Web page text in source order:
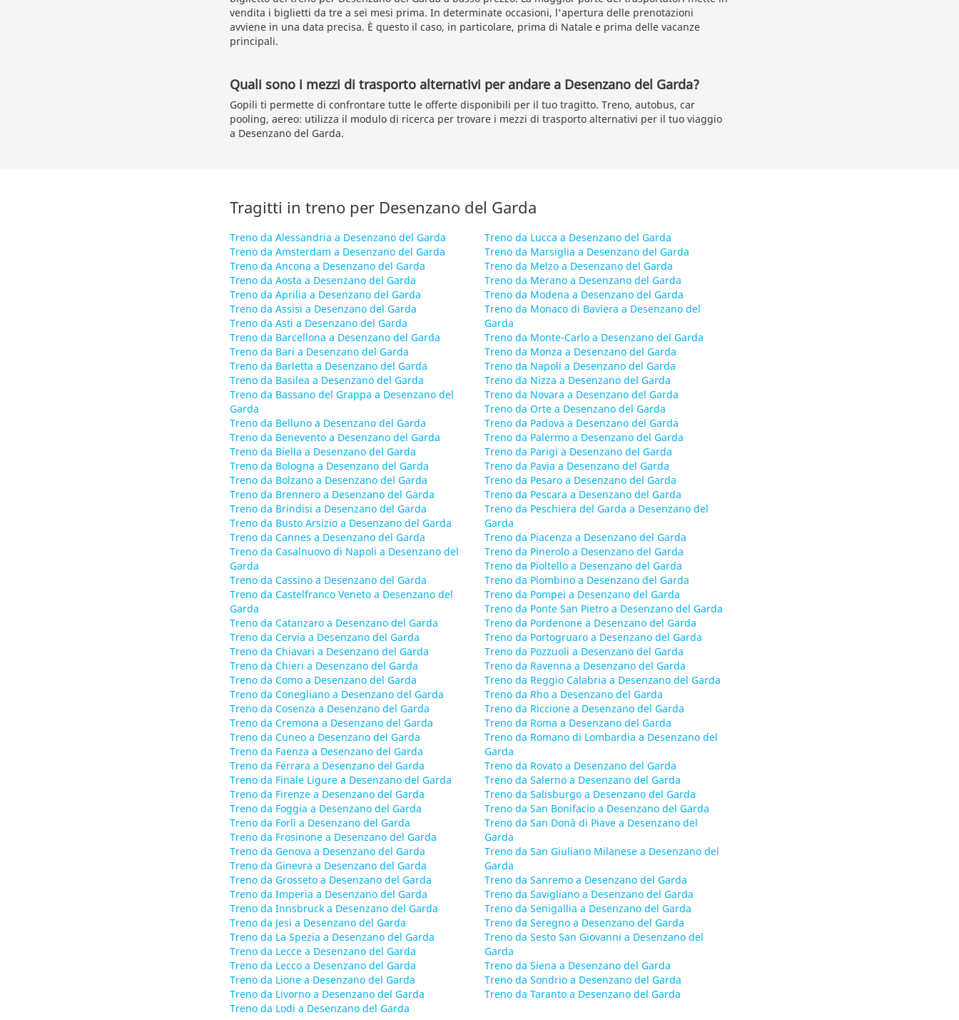
vendita i biglietti da tre a sei mesi prima. In determinate occasioni, l'apertura delle prenotazioni
avviene in una data precisa. È questo il caso, in particolare, prima di Natale e prima delle vacanze
principali.
Quali sono i mezzi di trasporto alternativi per andare a Desenzano del Garda?
Gopili ti permette di confrontare tutte le offerte disponibili per il tuo tragitto. Treno, autobus, car
pooling, aereo: utilizza il modulo di ricerca per trovare i mezzi di trasporto alternativi per il tuo viaggio
a Desenzano del Garda.
Tragitti in treno per Desenzano del Garda
Treno da Alessandria a Desenzano del Garda
Treno da Amsterdam a Desenzano del Garda
Treno da Ancona a Desenzano del Garda
Treno da Aosta a Desenzano del Garda
Treno da Aprilia a Desenzano del Garda
Treno da Assisi a Desenzano del Garda
Treno da Asti a Desenzano del Garda
Treno da Barcellona a Desenzano del Garda
Treno da Bari a Desenzano del Garda
Treno da Barletta a Desenzano del Garda
Treno da Basilea a Desenzano del Garda
Treno da Bassano del Grappa a Desenzano del
Garda
Treno da Belluno a Desenzano del Garda
Treno da Benevento a Desenzano del Garda
Treno da Biella a Desenzano del Garda
Treno da Bologna a Desenzano del Garda
Treno da Bolzano a Desenzano del Garda
Treno da Brennero a Desenzano del Garda
Treno da Brindisi a Desenzano del Garda
Treno da Busto Arsizio a Desenzano del Garda
Treno da Cannes a Desenzano del Garda
Treno da Casalnuovo di Napoli a Desenzano del
Garda
Treno da Cassino a Desenzano del Garda
Treno da Castelfranco Veneto a Desenzano del
Garda
Treno da Catanzaro a Desenzano del Garda
Treno da Cervia a Desenzano del Garda
Treno da Chiavari a Desenzano del Garda
Treno da Chieri a Desenzano del Garda
Treno da Como a Desenzano del Garda
Treno da Conegliano a Desenzano del Garda
Treno da Cosenza a Desenzano del Garda
Treno da Cremona a Desenzano del Garda
Treno da Cuneo a Desenzano del Garda
Treno da Faenza a Desenzano del Garda
Treno da Ferrara a Desenzano del Garda
Treno da Finale Ligure a Desenzano del Garda
Treno da Firenze a Desenzano del Garda
Treno da Foggia a Desenzano del Garda
Treno da Forlì a Desenzano del Garda
Treno da Frosinone a Desenzano del Garda
Treno da Genova a Desenzano del Garda
Treno da Ginevra a Desenzano del Garda
Treno da Grosseto a Desenzano del Garda
Treno da Imperia a Desenzano del Garda
Treno da Innsbruck a Desenzano del Garda
Treno da Jesi a Desenzano del Garda
Treno da La Spezia a Desenzano del Garda
Treno da Lecce a Desenzano del Garda
Treno da Lecco a Desenzano del Garda
Treno da Lione a Desenzano del Garda
Treno da Livorno a Desenzano del Garda
Treno da Lodi a Desenzano del Garda
Treno da Lucca a Desenzano del Garda
Treno da Marsiglia a Desenzano del Garda
Treno da Melzo a Desenzano del Garda
Treno da Merano a Desenzano del Garda
Treno da Modena a Desenzano del Garda
Treno da Monaco di Baviera a Desenzano del
Garda
Treno da Monte-Carlo a Desenzano del Garda
Treno da Monza a Desenzano del Garda
Treno da Napoli a Desenzano del Garda
Treno da Nizza a Desenzano del Garda
Treno da Novara a Desenzano del Garda
Treno da Orte a Desenzano del Garda
Treno da Padova a Desenzano del Garda
Treno da Palermo a Desenzano del Garda
Treno da Parigi a Desenzano del Garda
Treno da Pavia a Desenzano del Garda
Treno da Pesaro a Desenzano del Garda
Treno da Pescara a Desenzano del Garda
Treno da Peschiera del Garda a Desenzano del
Garda
Treno da Piacenza a Desenzano del Garda
Treno da Pinerolo a Desenzano del Garda
Treno da Pioltello a Desenzano del Garda
Treno da Piombino a Desenzano del Garda
Treno da Pompei a Desenzano del Garda
Treno da Ponte San Pietro a Desenzano del Garda
Treno da Pordenone a Desenzano del Garda
Treno da Portogruaro a Desenzano del Garda
Treno da Pozzuoli a Desenzano del Garda
Treno da Ravenna a Desenzano del Garda
Treno da Reggio Calabria a Desenzano del Garda
Treno da Rho a Desenzano del Garda
Treno da Riccione a Desenzano del Garda
Treno da Roma a Desenzano del Garda
Treno da Romano di Lombardia a Desenzano del
Garda
Treno da Rovato a Desenzano del Garda
Treno da Salerno a Desenzano del Garda
Treno da Salisburgo a Desenzano del Garda
Treno da San Bonifacio a Desenzano del Garda
Treno da San Donà di Piave a Desenzano del
Garda
Treno da San Giuliano Milanese a Desenzano del
Garda
Treno da Sanremo a Desenzano del Garda
Treno da Savigliano a Desenzano del Garda
Treno da Senigallia a Desenzano del Garda
Treno da Seregno a Desenzano del Garda
Treno da Sesto San Giovanni a Desenzano del
Garda
Treno da Siena a Desenzano del Garda
Treno da Sondrio a Desenzano del Garda
Treno da Taranto a Desenzano del Garda